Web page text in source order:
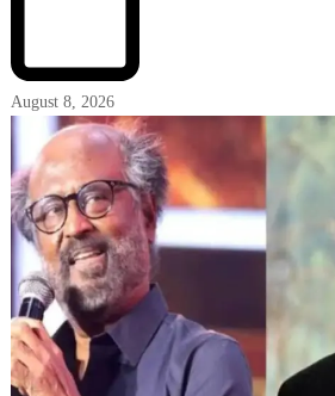
August 8, 2026